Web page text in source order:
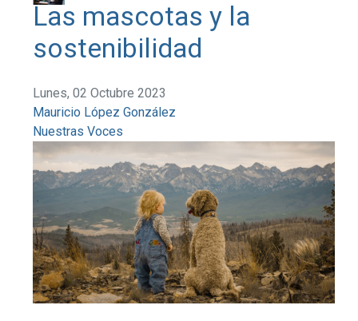
Las mascotas y la
sostenibilidad
Lunes, 02 Octubre 2023
Mauricio López González
Nuestras Voces